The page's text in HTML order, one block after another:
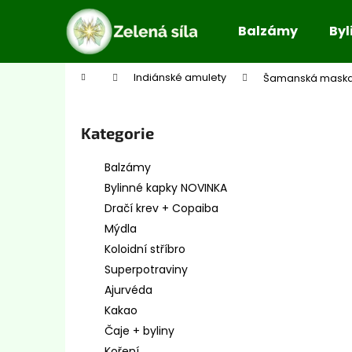
Balzámy
Domů Indiánské amulety Šamanská
Přeskočit
kategorie
Kategorie
Balzámy
Bylinné kapky NOVINKA
Dračí krev + Copaiba
Mýdla
Koloidní stříbro
Superpotraviny
Ajurvéda
Kakao
Čaje + byliny
í
Zpět
do
Zpět
do